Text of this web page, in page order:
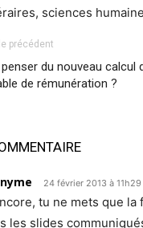
sciences
précédent
penser du nouveau calcul
de rémunération ?
24 février 2013 à 11h29
tu ne mets que la
les slides